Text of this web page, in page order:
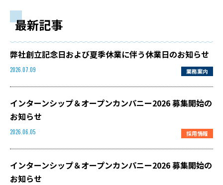
最新記事
弊社創立記念日および夏季休業に伴う休業日のお知らせ
2026.07.09 業務案内
インターンシップ＆オープンカンパニー2026 募集開始の
お知らせ
2026.06.05 採用情報
インターンシップ＆オープンカンパニー2026 募集開始の
お知らせ